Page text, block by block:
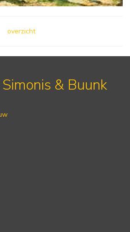
overzicht
& Buunk